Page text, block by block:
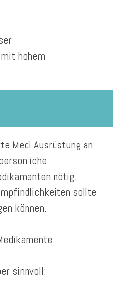
hohem
Medi Ausrüstung an
nötig.
sollte
können.
sinnvoll: